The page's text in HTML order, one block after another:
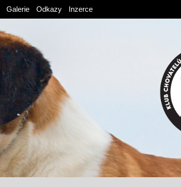
Galerie Odkazy Inzerce